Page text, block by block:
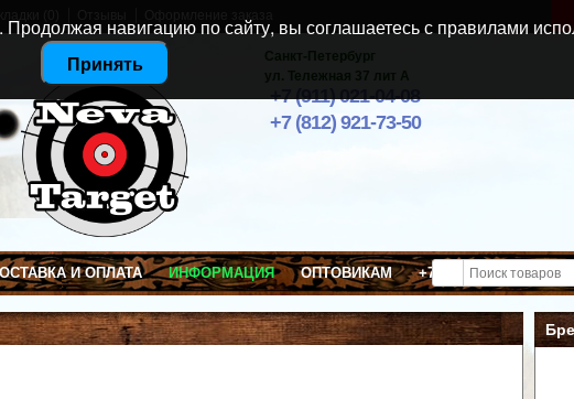
Санкт-Петербург
ул. Тележная 37 лит А
+7 (911) 021-04-08
+7 (812) 921-73-50
И ОПЛАТА ИНФОРМАЦИЯ ОПТОВИКАМ +7 (911) 021-04-08
навигацию по сайту, вы соглашаетесь с правилами
Принять